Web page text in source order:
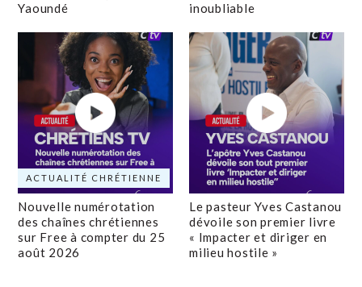
Yaoundé
inoubliable
ACTUALITÉ CHRÉTIENNE
Nouvelle numérotation
des chaînes chrétiennes
sur Free à compter du 25
août 2026
Le pasteur Yves Castanou
dévoile son premier livre
« Impacter et diriger en
milieu hostile »